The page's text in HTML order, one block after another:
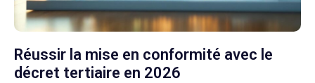
Réussir la mise en conformité avec le
décret tertiaire en 2026